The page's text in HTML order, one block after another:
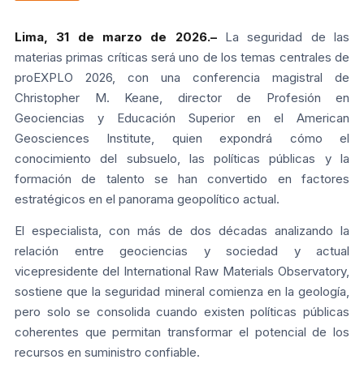
Lima, 31 de marzo de 2026.–La seguridad de las
materias primas críticas será uno de los temas centrales de
proEXPLO 2026, con una conferencia magistral de
Christopher M. Keane, director de Profesión en
Geociencias y Educación Superior en el American
Geosciences Institute, quien expondrá cómo el
conocimiento del subsuelo, las políticas públicas y la
formación de talento se han convertido en factores
estratégicos en el panorama geopolítico actual.
El especialista, con más de dos décadas analizando la
relación entre geociencias y sociedad y actual
vicepresidente del International Raw Materials Observatory,
sostiene que la seguridad mineral comienza en la geología,
pero solo se consolida cuando existen políticas públicas
coherentes que permitan transformar el potencial de los
recursos en suministro confiable.